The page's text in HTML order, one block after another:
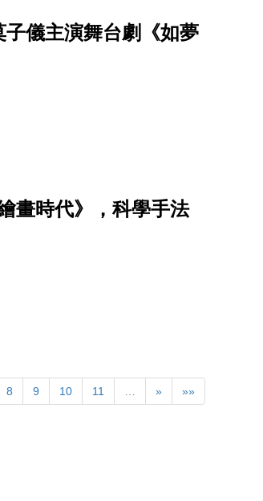
儀主演舞台劇《如夢
畫時代》，科學手法
8 9 10 11 … » »»